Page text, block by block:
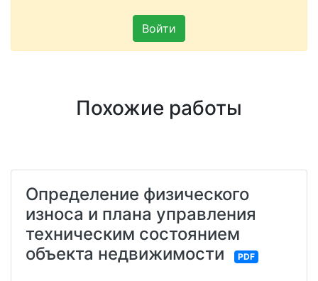
Войти
Похожие работы
Определение физического
износа и плана управления
техническим состоянием
объекта недвижимости
PDF